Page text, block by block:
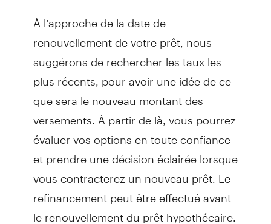
À l’approche de la date de
renouvellement de votre prêt, nous
suggérons de rechercher les taux les
plus récents, pour avoir une idée de ce
que sera le nouveau montant des
versements. À partir de là, vous pourrez
évaluer vos options en toute confiance
et prendre une décision éclairée lorsque
vous contracterez un nouveau prêt. Le
refinancement peut être effectué avant
le renouvellement du prêt hypothécaire.